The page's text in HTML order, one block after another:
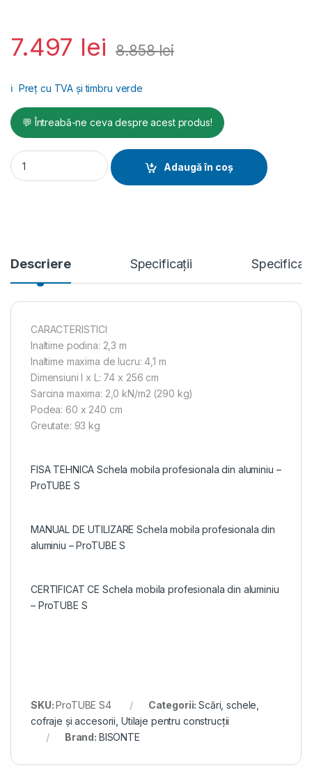
7.497 lei 8.858lei
ℹ️ Preț cu TVA și timbru verde
💬 Întreabă-ne ceva despre acest produs!
Schela mobila profesionala din aluminiu - ProTUBE S4, H
Adaugă în coș
Descriere Specificații
CARACTERISTICI
Inaltime podina: 2,3 m
Inaltime maxima de lucru: 4,1 m
Dimensiuni l x L: 74 x 256 cm
Sarcina maxima: 2,0 kN/m2 (290 kg)
Podea: 60 x 240 cm
Greutate: 93 kg
FISA TEHNICA Schela mobila profesionala din aluminiu –
ProTUBE S
MANUAL DE UTILIZARE Schela mobila profesionala din
aluminiu – ProTUBE S
CERTIFICAT CE Schela mobila profesionala din aluminiu
– ProTUBE S
SKU:ProTUBE S4 Categorii:Scări, schele,
cofraje și accesorii Utilaje pentru construcții
Brand: BISONTE